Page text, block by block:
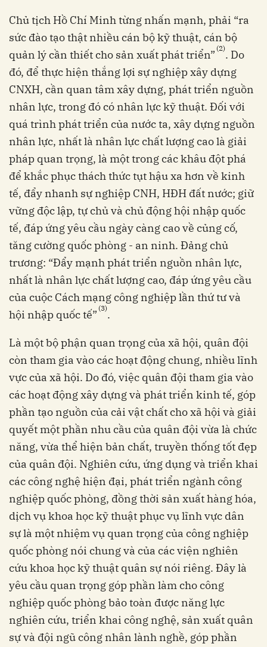
Chủ tịch Hồ Chí Minh từng nhấn mạnh, phải “ra
sức đào tạo thật nhiều cán bộ kỹ thuật, cán bộ
quản lý cần thiết cho sản xuất phát triển” (2). Do
đó, để thực hiện thắng lợi sự nghiệp xây dựng
CNXH, cần quan tâm xây dựng, phát triển nguồn
nhân lực, trong đó có nhân lực kỹ thuật. Đối với
quá trình phát triển của nước ta, xây dựng nguồn
nhân lực, nhất là nhân lực chất lượng cao là giải
pháp quan trọng, là một trong các khâu đột phá
để khắc phục thách thức tụt hậu xa hơn về kinh
tế, đẩy nhanh sự nghiệp CNH, HĐH đất nước; giữ
vững độc lập, tự chủ và chủ động hội nhập quốc
tế, đáp ứng yêu cầu ngày càng cao về củng cố,
tăng cường quốc phòng - an ninh. Đảng chủ
trương: “Đẩy mạnh phát triển nguồn nhân lực,
nhất là nhân lực chất lượng cao, đáp ứng yêu cầu
của cuộc Cách mạng công nghiệp lần thứ tư và
hội nhập quốc tế” (3).
Là một bộ phận quan trọng của xã hội, quân đội
còn tham gia vào các hoạt động chung, nhiều lĩnh
vực của xã hội. Do đó, việc quân đội tham gia vào
các hoạt động xây dựng và phát triển kinh tế, góp
phần tạo nguồn của cải vật chất cho xã hội và giải
quyết một phần nhu cầu của quân đội vừa là chức
năng, vừa thể hiện bản chất, truyền thống tốt đẹp
của quân đội. Nghiên cứu, ứng dụng và triển khai
các công nghệ hiện đại, phát triển ngành công
nghiệp quốc phòng, đồng thời sản xuất hàng hóa,
dịch vụ khoa học kỹ thuật phục vụ lĩnh vực dân
sự là một nhiệm vụ quan trọng của công nghiệp
quốc phòng nói chung và của các viện nghiên
cứu khoa học kỹ thuật quân sự nói riêng. Đây là
yêu cầu quan trọng góp phần làm cho công
nghiệp quốc phòng bảo toàn được năng lực
nghiên cứu, triển khai công nghệ, sản xuất quân
sự và đội ngũ công nhân lành nghề, góp phần